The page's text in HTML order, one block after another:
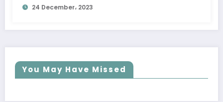
24 December، 2023
You May Have Missed